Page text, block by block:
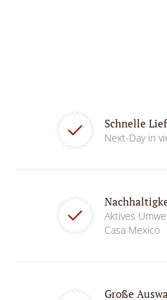
Schnelle
Next-Day in
Aktives
Casa Mexico
Große